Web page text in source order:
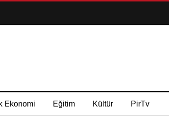
Ekonomi Eğitim Kültür PirTv